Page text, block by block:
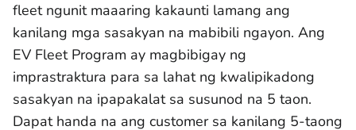
fleet ngunit maaaring kakaunti lamang ang
kanilang mga sasakyan na mabibili ngayon. Ang
EV Fleet Program ay magbibigay ng
imprastraktura para sa lahat ng kwalipikadong
sasakyan na ipapakalat sa susunod na 5 taon.
Dapat handa na ang customer sa kanilang 5-taong